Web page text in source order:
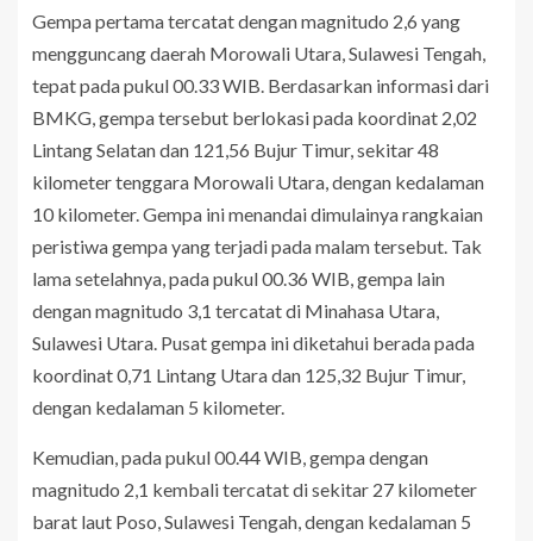
Gempa pertama tercatat dengan magnitudo 2,6 yang
mengguncang daerah Morowali Utara, Sulawesi Tengah,
tepat pada pukul 00.33 WIB. Berdasarkan informasi dari
BMKG, gempa tersebut berlokasi pada koordinat 2,02
Lintang Selatan dan 121,56 Bujur Timur, sekitar 48
kilometer tenggara Morowali Utara, dengan kedalaman
10 kilometer. Gempa ini menandai dimulainya rangkaian
peristiwa gempa yang terjadi pada malam tersebut. Tak
lama setelahnya, pada pukul 00.36 WIB, gempa lain
dengan magnitudo 3,1 tercatat di Minahasa Utara,
Sulawesi Utara. Pusat gempa ini diketahui berada pada
koordinat 0,71 Lintang Utara dan 125,32 Bujur Timur,
dengan kedalaman 5 kilometer.
Kemudian, pada pukul 00.44 WIB, gempa dengan
magnitudo 2,1 kembali tercatat di sekitar 27 kilometer
barat laut Poso, Sulawesi Tengah, dengan kedalaman 5